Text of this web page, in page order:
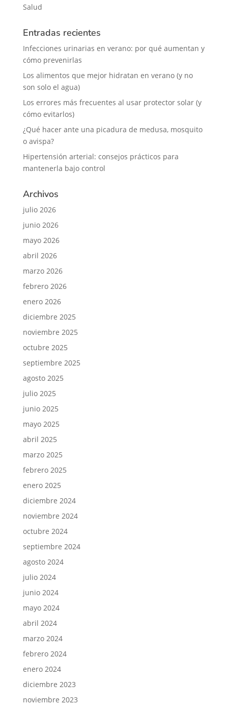
Salud
Entradas recientes
Infecciones urinarias en verano: por qué aumentan y
cómo prevenirlas
Los alimentos que mejor hidratan en verano (y no
son solo el agua)
Los errores más frecuentes al usar protector solar (y
cómo evitarlos)
¿Qué hacer ante una picadura de medusa, mosquito
o avispa?
Hipertensión arterial: consejos prácticos para
mantenerla bajo control
Archivos
julio 2026
junio 2026
mayo 2026
abril 2026
marzo 2026
febrero 2026
enero 2026
diciembre 2025
noviembre 2025
octubre 2025
septiembre 2025
agosto 2025
julio 2025
junio 2025
mayo 2025
abril 2025
marzo 2025
febrero 2025
enero 2025
diciembre 2024
noviembre 2024
octubre 2024
septiembre 2024
agosto 2024
julio 2024
junio 2024
mayo 2024
abril 2024
marzo 2024
febrero 2024
enero 2024
diciembre 2023
noviembre 2023